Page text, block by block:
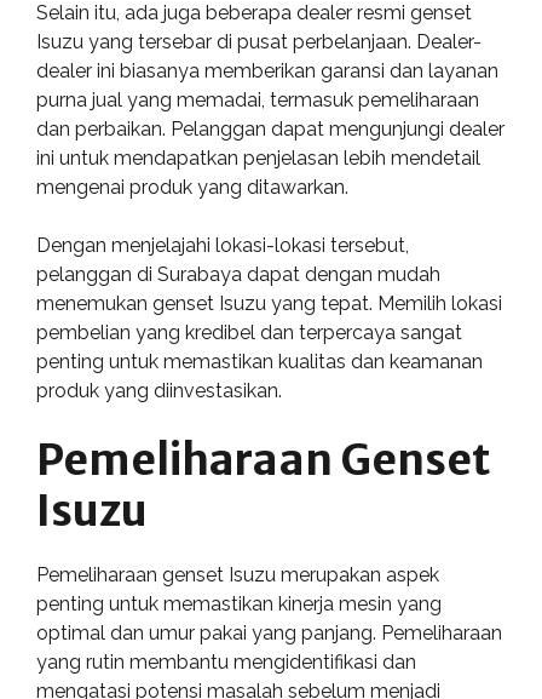
Selain itu, ada juga beberapa dealer resmi genset
Isuzu yang tersebar di pusat perbelanjaan. Dealer-
dealer ini biasanya memberikan garansi dan layanan
purna jual yang memadai, termasuk pemeliharaan
dan perbaikan. Pelanggan dapat mengunjungi dealer
ini untuk mendapatkan penjelasan lebih mendetail
mengenai produk yang ditawarkan.
Dengan menjelajahi lokasi-lokasi tersebut,
pelanggan di Surabaya dapat dengan mudah
menemukan genset Isuzu yang tepat. Memilih lokasi
pembelian yang kredibel dan terpercaya sangat
penting untuk memastikan kualitas dan keamanan
produk yang diinvestasikan.
Pemeliharaan Genset
Isuzu
Pemeliharaan genset Isuzu merupakan aspek
penting untuk memastikan kinerja mesin yang
optimal dan umur pakai yang panjang. Pemeliharaan
yang rutin membantu mengidentifikasi dan
mengatasi potensi masalah sebelum menjadi